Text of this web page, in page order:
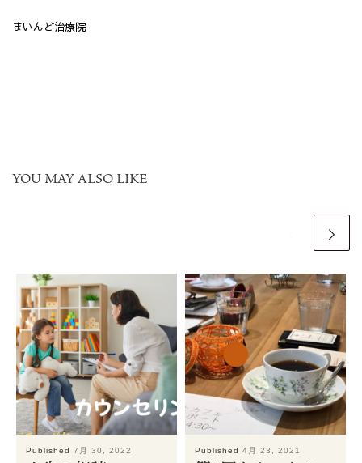
まいんど治療院
YOU MAY ALSO LIKE
Published 7月 30, 2022 Published 4月 23, 2021